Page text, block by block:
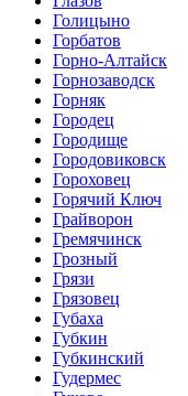
Голицыно
Горбатов
Горно-Алтайск
Горнозаводск
Горняк
Городец
Городище
Городовиковск
Гороховец
Горячий Ключ
Грайворон
Гремячинск
Грозный
Грязи
Грязовец
Губаха
Губкин
Губкинский
Гудермес